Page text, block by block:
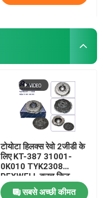
टोयोटा हिलक्स रेवो 2जीडी के
लिए KT-387 31001-
0K010 TYK2308
REXWELL क्लच किट
सबसे अच्छी कीमत